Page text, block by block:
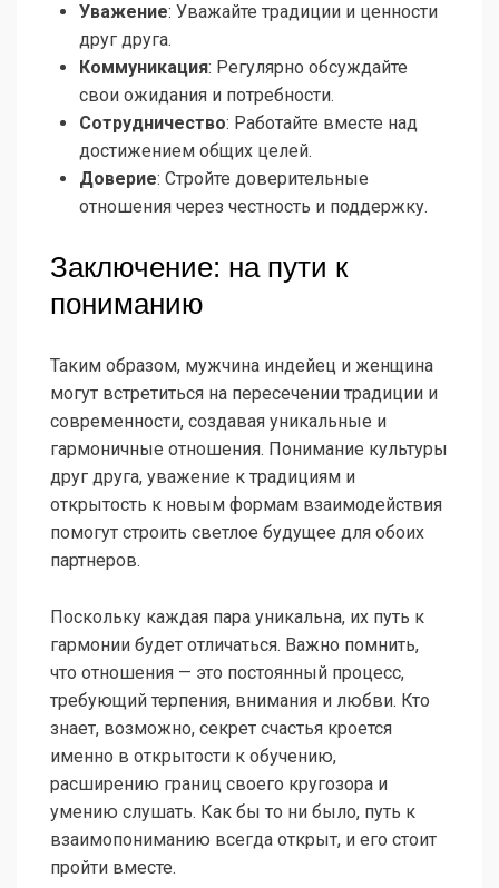
Уважение: Уважайте традиции и ценности
друг друга.
Коммуникация: Регулярно обсуждайте
свои ожидания и потребности.
Сотрудничество: Работайте вместе над
достижением общих целей.
Доверие: Стройте доверительные
отношения через честность и поддержку.
Заключение: на пути к
пониманию
Таким образом, мужчина индейец и женщина
могут встретиться на пересечении традиции и
современности, создавая уникальные и
гармоничные отношения. Понимание культуры
друг друга, уважение к традициям и
открытость к новым формам взаимодействия
помогут строить светлое будущее для обоих
партнеров.
Поскольку каждая пара уникальна, их путь к
гармонии будет отличаться. Важно помнить,
что отношения — это постоянный процесс,
требующий терпения, внимания и любви. Кто
знает, возможно, секрет счастья кроется
именно в открытости к обучению,
расширению границ своего кругозора и
умению слушать. Как бы то ни было, путь к
взаимопониманию всегда открыт, и его стоит
пройти вместе.